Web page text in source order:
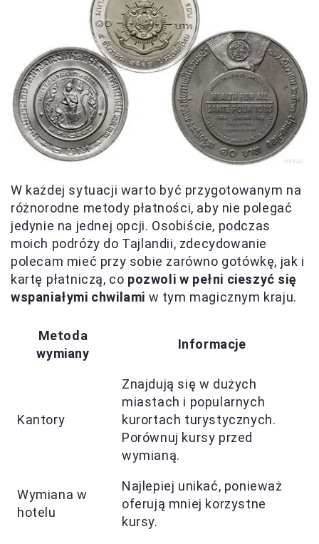
W każdej sytuacji warto być przygotowanym na
różnorodne metody płatności, aby nie polegać
jedynie na jednej opcji. Osobiście, podczas
moich podróży do Tajlandii, zdecydowanie
polecam mieć przy sobie zarówno gotówkę, jak i
kartę płatniczą, co pozwoli w pełni cieszyć się
wspaniałymi chwilami w tym magicznym kraju.
Metoda
wymiany
Informacje
Kantory
Znajdują się w dużych
miastach i popularnych
kurortach turystycznych.
Porównuj kursy przed
wymianą.
Wymiana w
hotelu
Najlepiej unikać, ponieważ
oferują mniej korzystne
kursy.